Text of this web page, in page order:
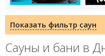
Сауны и бани в
Показать фильтр саун